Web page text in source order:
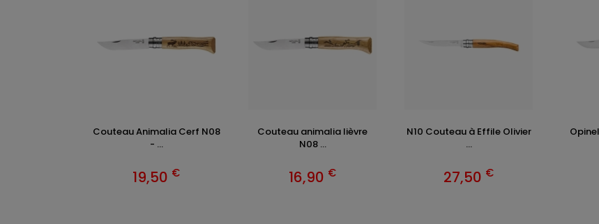
Couteau Animalia Cerf N08
- ...
19,50 €
Couteau animalia lièvre
N08 ...
16,90 €
N10 Couteau à Effile Olivier
...
27,50 €